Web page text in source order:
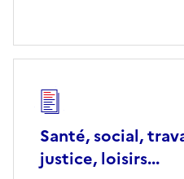
Santé, social,
justice, loisirs...